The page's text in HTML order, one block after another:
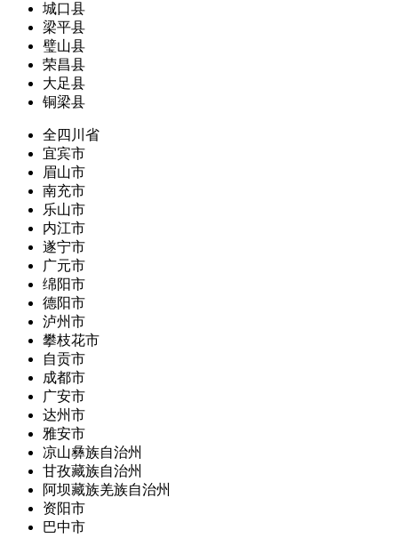
城口县
梁平县
璧山县
荣昌县
大足县
铜梁县
全四川省
宜宾市
眉山市
南充市
乐山市
内江市
遂宁市
广元市
绵阳市
德阳市
泸州市
攀枝花市
自贡市
成都市
广安市
达州市
雅安市
凉山彝族自治州
甘孜藏族自治州
阿坝藏族羌族自治州
资阳市
巴中市